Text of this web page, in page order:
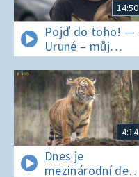
14:50
Pojď do toho! —
Uruné – můj
horský koník
4:14
Dnes je
mezinárodní den